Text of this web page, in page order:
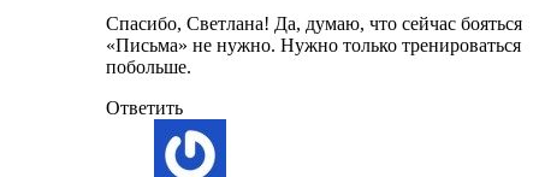
Спасибо, Светлана! Да, думаю, что сейчас бояться
«Письма» не нужно. Нужно только тренироваться
побольше.
Ответить